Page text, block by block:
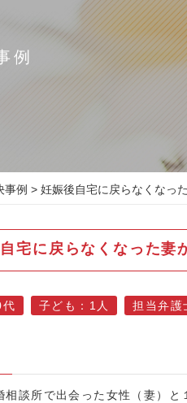
例
事例 > 妊娠後自宅に戻らなくなっ
宅に戻らなくなった妻
子ども：1人 担当弁
相談所で出会った女性（妻）と